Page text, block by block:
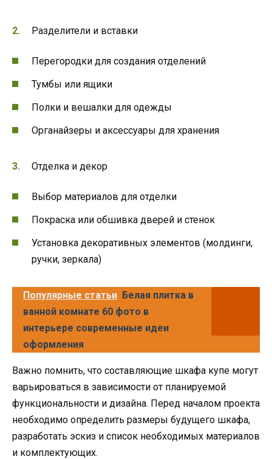
Разделители и вставки
Перегородки для создания отделений
Тумбы или ящики
Полки и вешалки для одежды
Органайзеры и аксессуары для хранения
Отделка и декор
Выбор материалов для отделки
Покраска или обшивка дверей и стенок
Установка декоративных элементов (молдинги,
ручки, зеркала)
Популярные статьи Белая плитка в
ванной комнате 60 фото в
интерьере современные идеи
оформления
Важно помнить, что составляющие шкафа купе могут
варьироваться в зависимости от планируемой
функциональности и дизайна. Перед началом проекта
необходимо определить размеры будущего шкафа,
разработать эскиз и список необходимых материалов
и комплектующих.